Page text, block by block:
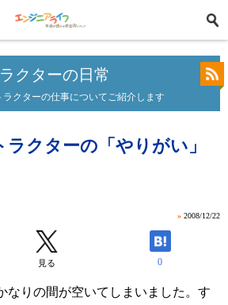
クターの日常
クターの仕事についてご紹介します
クターの「やりがい」
» 2008/12/22
見る 0
りの間が空いてしまいました。す